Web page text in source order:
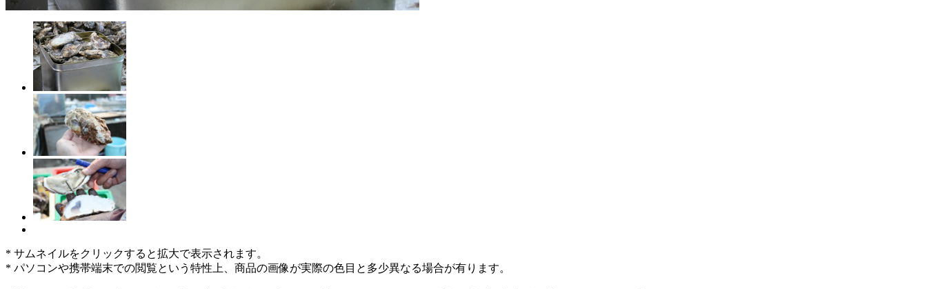
* サムネイルをクリックすると拡大で表示されます。
* パソコンや携帯端末での閲覧という特性上、商品の画像が実際の色目と多少異なる場合が有ります。